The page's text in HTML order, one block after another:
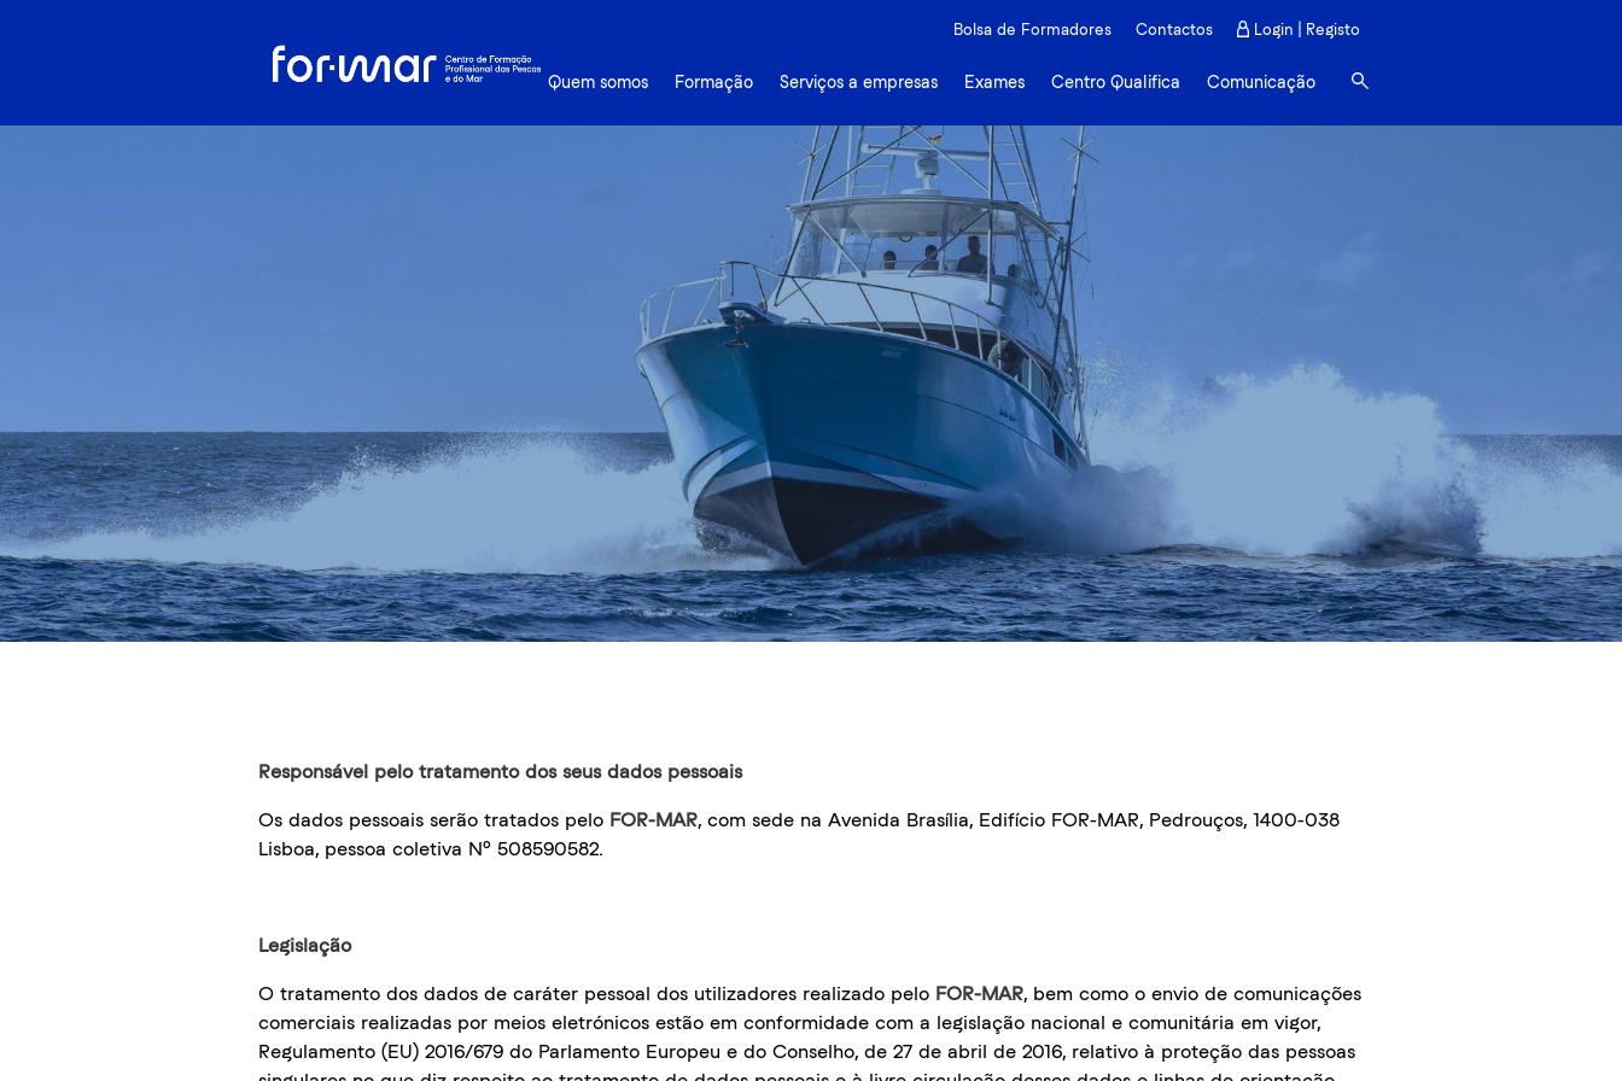
Bolsa de Formadores Contactos Login | Registo
Quem somos Formação Serviços a empresas Exames Centro Qualifica Comunicação
Política de privacidade
Responsável pelo tratamento dos seus dados pessoais
Os dados pessoais serão tratados pelo FOR-MAR, com sede na Avenida Brasília, Edifício FOR-MAR, Pedrouços, 1400-038
Lisboa, pessoa coletiva Nº 508590582.
Legislação
O tratamento dos dados de caráter pessoal dos utilizadores realizado pelo FOR-MAR, bem como o envio de comunicações
comerciais realizadas por meios eletrónicos estão em conformidade com a legislação nacional e comunitária em vigor,
Regulamento (EU) 2016/679 do Parlamento Europeu e do Conselho, de 27 de abril de 2016, relativo à proteção das pessoas